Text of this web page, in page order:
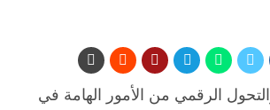
الرقمي من الأمور الهامة في